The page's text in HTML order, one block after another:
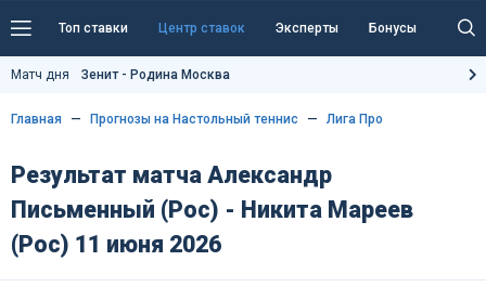
Топ ставки Центр ставок Эксперты Бонусы
Тренды Букмекеры
Как тут заработать?
Матч дня Зенит - Родина Москва
Главная Прогнозы на Настольный теннис Лига Про
Результат матча Александр
Письменный (Рос) - Никита Мареев
(Рос) 11 июня 2026